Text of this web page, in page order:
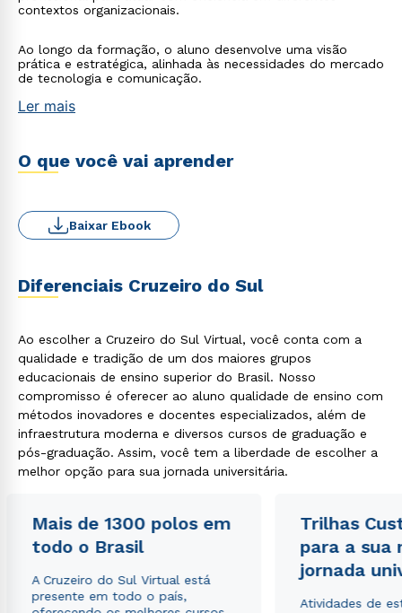
contextos organizacionais.
Ao longo da formação, o aluno desenvolve uma visão
prática e estratégica, alinhada às necessidades do mercado
de tecnologia e comunicação.
Ler mais
O que você vai aprender
Baixar Ebook
Diferenciais Cruzeiro do Sul
Ao escolher a Cruzeiro do Sul Virtual, você conta com a
qualidade e tradição de um dos maiores grupos
educacionais de ensino superior do Brasil. Nosso
compromisso é oferecer ao aluno qualidade de ensino com
métodos inovadores e docentes especializados, além de
infraestrutura moderna e diversos cursos de graduação e
pós-graduação. Assim, você tem a liberdade de escolher a
melhor opção para sua jornada universitária.
Mais de 1300 polos em
todo o Brasil
A Cruzeiro do Sul Virtual está
presente em todo o país,
Trilhas
para a sua
jornada
Atividades de
Rápido e fácil
WhatsApp